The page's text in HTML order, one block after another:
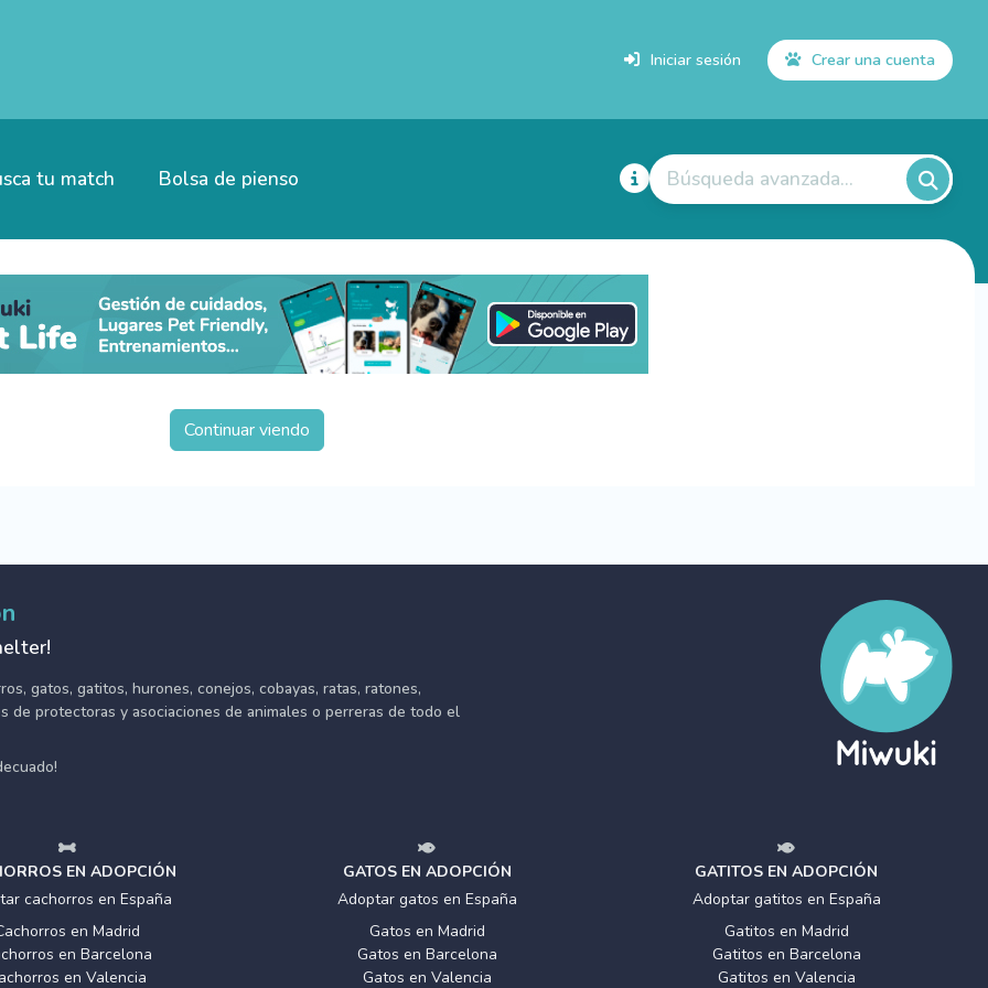
Iniciar sesión Crear una cuenta
tu match Bolsa de pienso Búsqueda avanzada...
Continuar viendo
gatos, gatitos, hurones, conejos, cobayas, ratas, ratones,
de protectoras y asociaciones de animales o perreras de todo el
EN ADOPCIÓN
cachorros en España
en Madrid
en Barcelona
en Valencia
GATOS EN ADOPCIÓN
Adoptar gatos en España
Gatos en Madrid
Gatos en Barcelona
Gatos en Valencia
GATITOS EN ADOPCIÓN
Adoptar gatitos en España
Gatitos en Madrid
Gatitos en Barcelona
Gatitos en Valencia